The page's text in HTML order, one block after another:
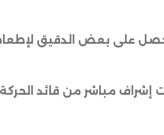
على بعض الدقيق لإطعام
إشراف مباشر من قائد